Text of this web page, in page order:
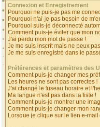
Connexion et Enregistrement
Pourquoi ne puis-je pas me
Pourquoi n'ai-je pas besoin de
Pourquoi suis-je déconnecté
Comment puis-je éviter que mon
J'ai perdu mon mot de passe !
Je me suis inscrit mais ne peux
Je me suis enregistré dans le
Préférences et paramètres des
Comment puis-je changer mes
Les heures ne sont pas correctes !
J'ai changé le fuseau horaire et
Ma langue n'est pas dans la liste !
Comment puis-je montrer une
Comment puis-je changer mon
Lorsque je clique sur le lien e-